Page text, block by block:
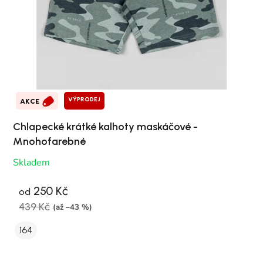
AKCE VÝPRODEJ
Chlapecké krátké kalhoty maskáčové -
Mnohofarebné
Skladem
od 250 Kč
439 Kč (až –43 %)
164